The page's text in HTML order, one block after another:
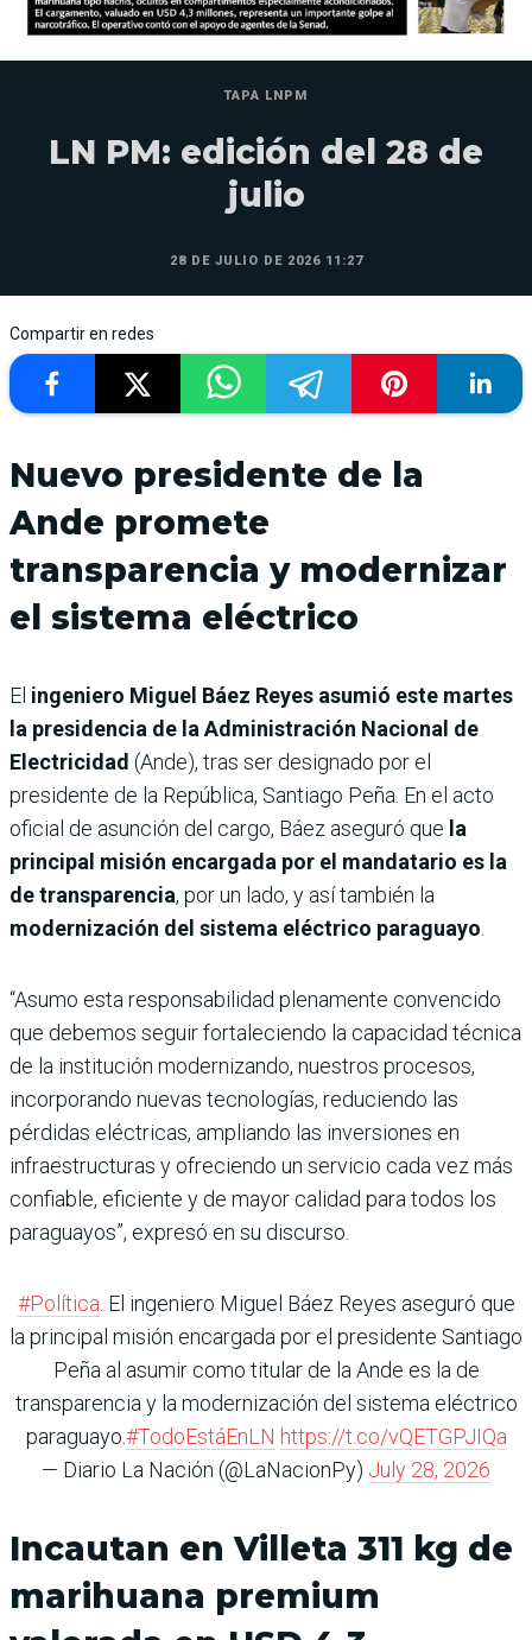
TAPA LNPM
LN PM: edición del 28 de
julio
28 DE JULIO DE 2026 11:27
Compartir en redes
Nuevo presidente de la
Ande promete
transparencia y modernizar
el sistema eléctrico
El ingeniero Miguel Báez Reyes asumió este martes
la presidencia de la Administración Nacional de
Electricidad (Ande), tras ser designado por el
presidente de la República, Santiago Peña. En el acto
oficial de asunción del cargo, Báez aseguró que la
principal misión encargada por el mandatario es la
de transparencia, por un lado, y así también la
modernización del sistema eléctrico paraguayo
“Asumo esta responsabilidad plenamente convencido
que debemos seguir fortaleciendo la capacidad técnica
de la institución modernizando, nuestros procesos,
incorporando nuevas tecnologías, reduciendo las
pérdidas eléctricas, ampliando las inversiones en
infraestructuras y ofreciendo un servicio cada vez más
confiable, eficiente y de mayor calidad para todos los
paraguayos”, expresó en su discurso.
#Política . El ingeniero Miguel Báez Reyes aseguró que
la principal misión encargada por el presidente Santiago
Peña al asumir como titular de la Ande es la de
transparencia y la modernización del sistema eléctrico
paraguayo.#TodoEstáEnLN https://t.co/vQETGPJIQa
— Diario La Nación (@LaNacionPy) July 28, 2026
Incautan en Villeta 311 kg de
marihuana premium